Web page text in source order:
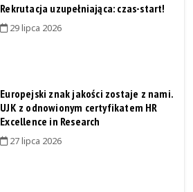
Rekrutacja uzupełniająca: czas-start!
29 lipca 2026
Europejski znak jakości zostaje z nami.
UJK z odnowionym certyfikatem HR
Excellence in Research
27 lipca 2026